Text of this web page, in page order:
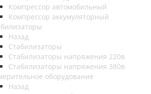
Компрессор автомобильный
Компрессор аккумуляторный
Назад
Стабилизаторы
Стабилизаторы напряжения 220в
Стабилизаторы напряжения 380в
оборудование
Назад